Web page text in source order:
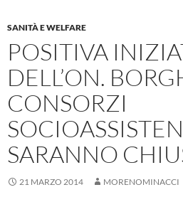
SANITÀ E WELFARE
POSITIVA
DELL’ON.
CONSORZI
SARANNO
21 MARZO 2014 MORENOMINACCI